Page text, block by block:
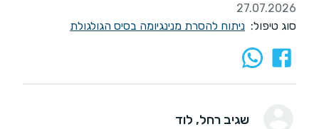
27.07.2026
סוג טיפול: ניתוח להסרת מנינגיומה בסיס הגולגולת
שגיב רחל, לוד